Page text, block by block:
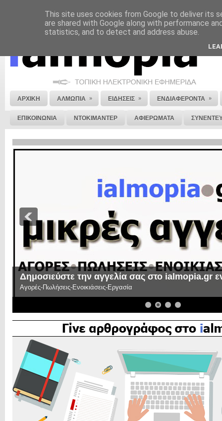
ΝΟΜΙΚΗ ΣΗΜΕΙΩΣΗ ΔΙΑΦΗΜΙΣΗ ΕΠΙΚΟΙΝΩΝΙΑ ΣΤΕΙΛΕ ΜΑΣ
ΑΡΧΙΚΗ ΑΛΜΩΠΙΑ » ΕΙΔΗΣΕΙΣ » ΕΝΔΙΑΦΕΡΟΝΤΑ »
ΕΠΙΚΟΙΝΩΝΙΑ ΝΤΟΚΙΜΑΝΤΕΡ ΑΦΙΕΡΩΜΑΤΑ
αγγελία σας στο ialmopia.gr εντελώς δωρεάν
Εργασία
This site uses cookies from Google to deliver its
are shared with Google along with performance
statistics, and to detect and address abuse.